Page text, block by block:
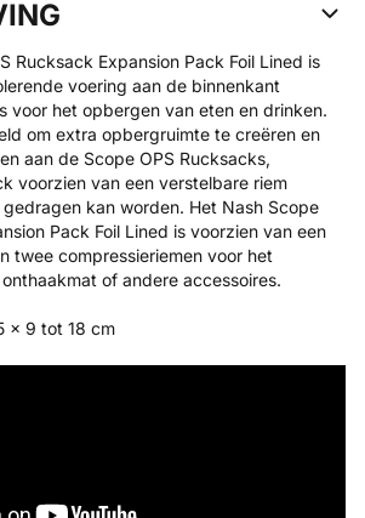
Rucksack Expansion Pack Foil Lined is
voering aan de binnenkant
voor het opbergen van eten en drinken.
om extra opbergruimte te creëren en
aan de Scope OPS Rucksacks,
voorzien van een verstelbare riem
kan worden. Het Nash Scope
Pack Foil Lined is voorzien van een
twee compressieriemen voor het
of andere accessoires.
x 9 tot 18 cm